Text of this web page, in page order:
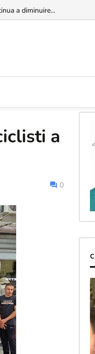
la Serbia nel cuore
a
0